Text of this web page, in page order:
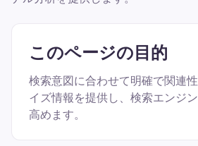
このページの目的
検索意図に合わせて明確で関連
イズ情報を提供し、検索エンジ
高めます。